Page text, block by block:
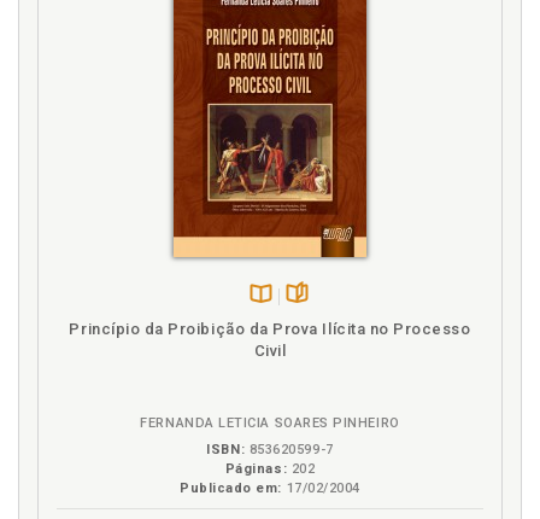
na
Princípio da Proibição da Prova Ilícita no Processo
Civil
FERNANDA LETICIA SOARES PINHEIRO
ISBN: 853620599-7
Páginas: 202
Publicado em: 17/02/2004